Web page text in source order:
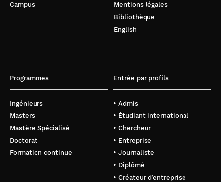
Campus
Mentions légales
Bibliothèque
English
Programmes
Ingénieurs
Masters
Mastère Spécialisé
Doctorat
Formation continue
Entrée par profils
• Admis
• Étudiant international
• Chercheur
• Entreprise
• Journaliste
• Diplômé
• Créateur d’entreprise